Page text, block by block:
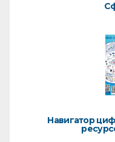
Навигатор